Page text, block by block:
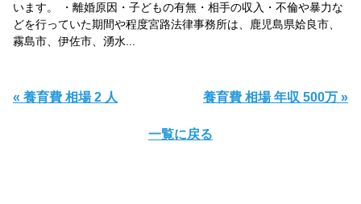
います。 ・離婚原因・子どもの有無・相手の収入・不倫や暴力な
どを行っていた期間や程度宮路法律事務所は、鹿児島県姶良市、
霧島市、伊佐市、湧水...
« 養育費 相場 2 人 養育費 相場 年収 500万 »
一覧に戻る